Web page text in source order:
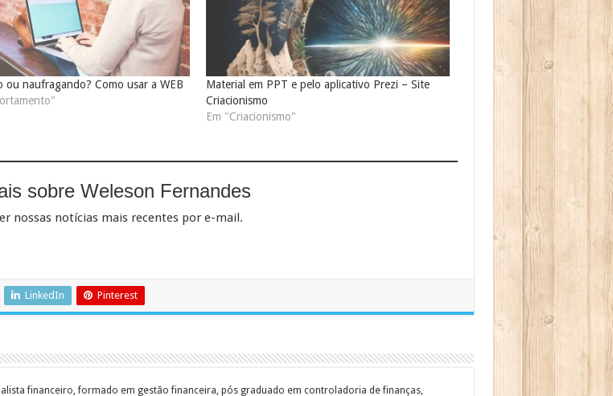
ou naufragando? Como usar a WEB
Material em PPT e pelo aplicativo Prezi – Site
Criacionismo
Em "Criacionismo"
sobre Weleson Fernandes
nossas notícias mais recentes por e-mail.
LinkedIn Pinterest
financeiro, formado em gestão financeira, pós graduado em controladoria de finanças,